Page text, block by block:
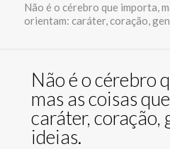
Não é o cérebro que importa,
orientam: caráter, coração,
Não é o cérebro
mas as coisas
caráter, coração,
ideias.